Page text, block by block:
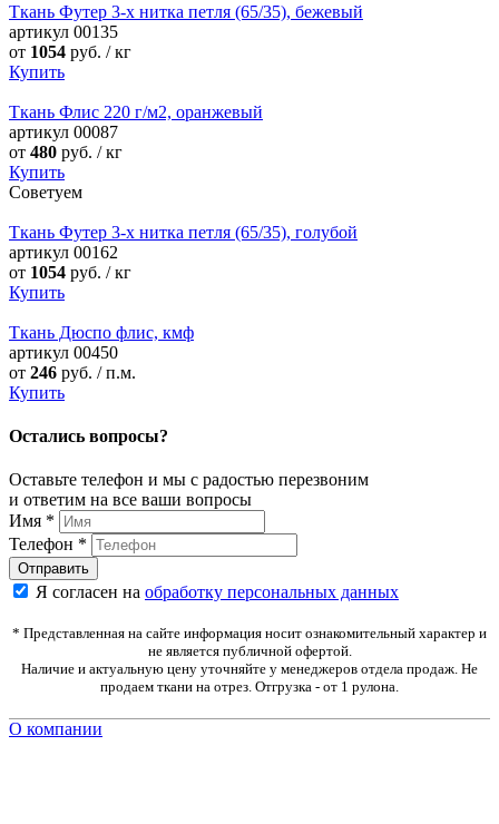
Ткань Футер 3-х нитка петля (65/35), бежевый
артикул 00135
от 1054 руб. / кг
Купить
Ткань Флис 220 г/м2, оранжевый
артикул 00087
от 480 руб. / кг
Купить
Советуем
Ткань Футер 3-х нитка петля (65/35), голубой
артикул 00162
от 1054 руб. / кг
Купить
Ткань Дюспо флис, кмф
артикул 00450
от 246 руб. / п.м.
Купить
Остались вопросы?
Оставьте телефон и мы с радостью перезвоним
и ответим на все ваши вопросы
Имя *
Телефон *
Я согласен на обработку персональных данных
* Представленная на сайте информация носит ознакомительный характер и
не является публичной офертой.
Наличие и актуальную цену уточняйте у менеджеров отдела продаж. Не
продаем ткани на отрез. Отгрузка - от 1 рулона.
О компании